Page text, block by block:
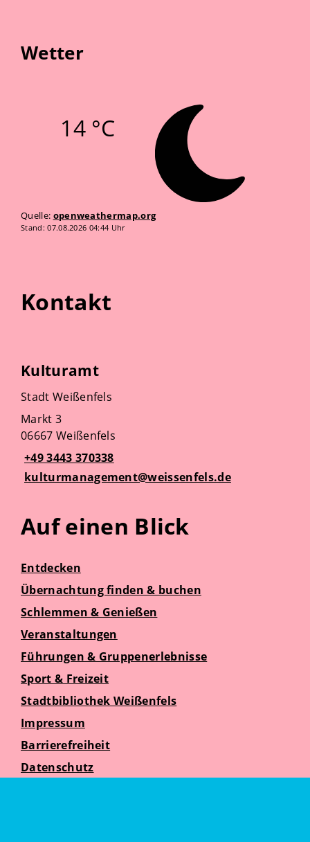
Wetter
14 °C
Quelle: openweathermap.org
Stand: 07.08.2026 04:44 Uhr
Kontakt
Kulturamt
Stadt Weißenfels
Markt 3
06667 Weißenfels
+49 3443 370338
kulturmanagement@weissenfels.de
Auf einen Blick
Entdecken
Übernachtung finden & buchen
Schlemmen & Genießen
Veranstaltungen
Führungen & Gruppenerlebnisse
Sport & Freizeit
Stadtbibliothek Weißenfels
Impressum
Barrierefreiheit
Datenschutz